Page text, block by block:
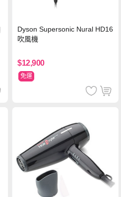
Dyson Supersonic Nural HD16
吹風機
$12,900
免運